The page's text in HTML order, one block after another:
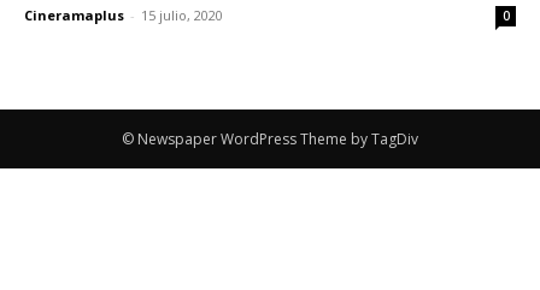
Cineramaplus - 15 julio, 2020 0
© Newspaper WordPress Theme by TagDiv